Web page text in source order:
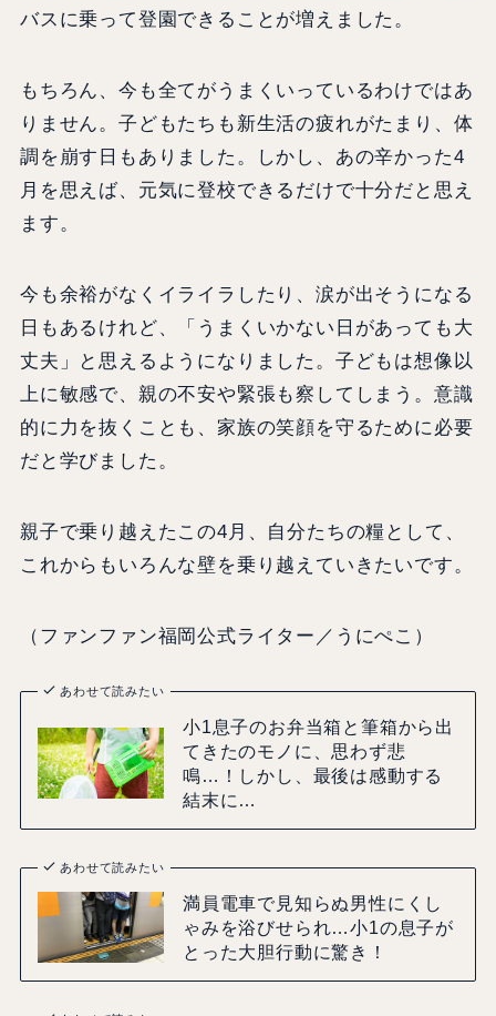
バスに乗って登園できることが増えました。
もちろん、今も全てがうまくいっているわけではあ
りません。子どもたちも新生活の疲れがたまり、体
調を崩す日もありました。しかし、あの辛かった4
月を思えば、元気に登校できるだけで十分だと思え
ます。
今も余裕がなくイライラしたり、涙が出そうになる
日もあるけれど、「うまくいかない日があっても大
丈夫」と思えるようになりました。子どもは想像以
上に敏感で、親の不安や緊張も察してしまう。意識
的に力を抜くことも、家族の笑顔を守るために必要
だと学びました。
親子で乗り越えたこの4月、自分たちの糧として、
これからもいろんな壁を乗り越えていきたいです。
（ファンファン福岡公式ライター／うにぺこ）
あわせて読みたい
小1息子のお弁当箱と筆箱から出
てきたのモノに、思わず悲
鳴…！しかし、最後は感動する
結末に…
あわせて読みたい
満員電車で見知らぬ男性にくし
ゃみを浴びせられ…小1の息子が
とった大胆行動に驚き！